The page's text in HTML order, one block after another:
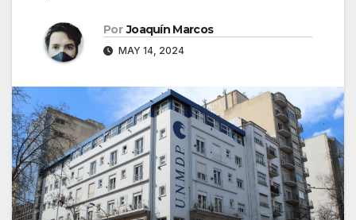
Por Joaquín Marcos
MAY 14, 2024